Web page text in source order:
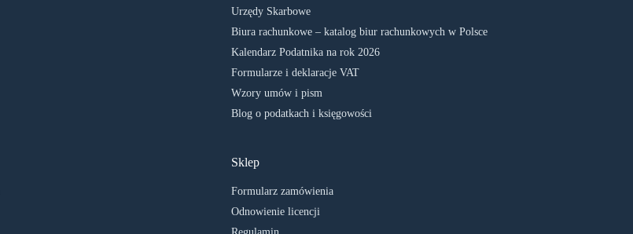
Urzędy Skarbowe
Biura rachunkowe – katalog biur rachunkowych w Polsce
Kalendarz Podatnika na rok 2026
Formularze i deklaracje VAT
Wzory umów i pism
Blog o podatkach i księgowości
Sklep
Formularz zamówienia
Odnowienie licencji